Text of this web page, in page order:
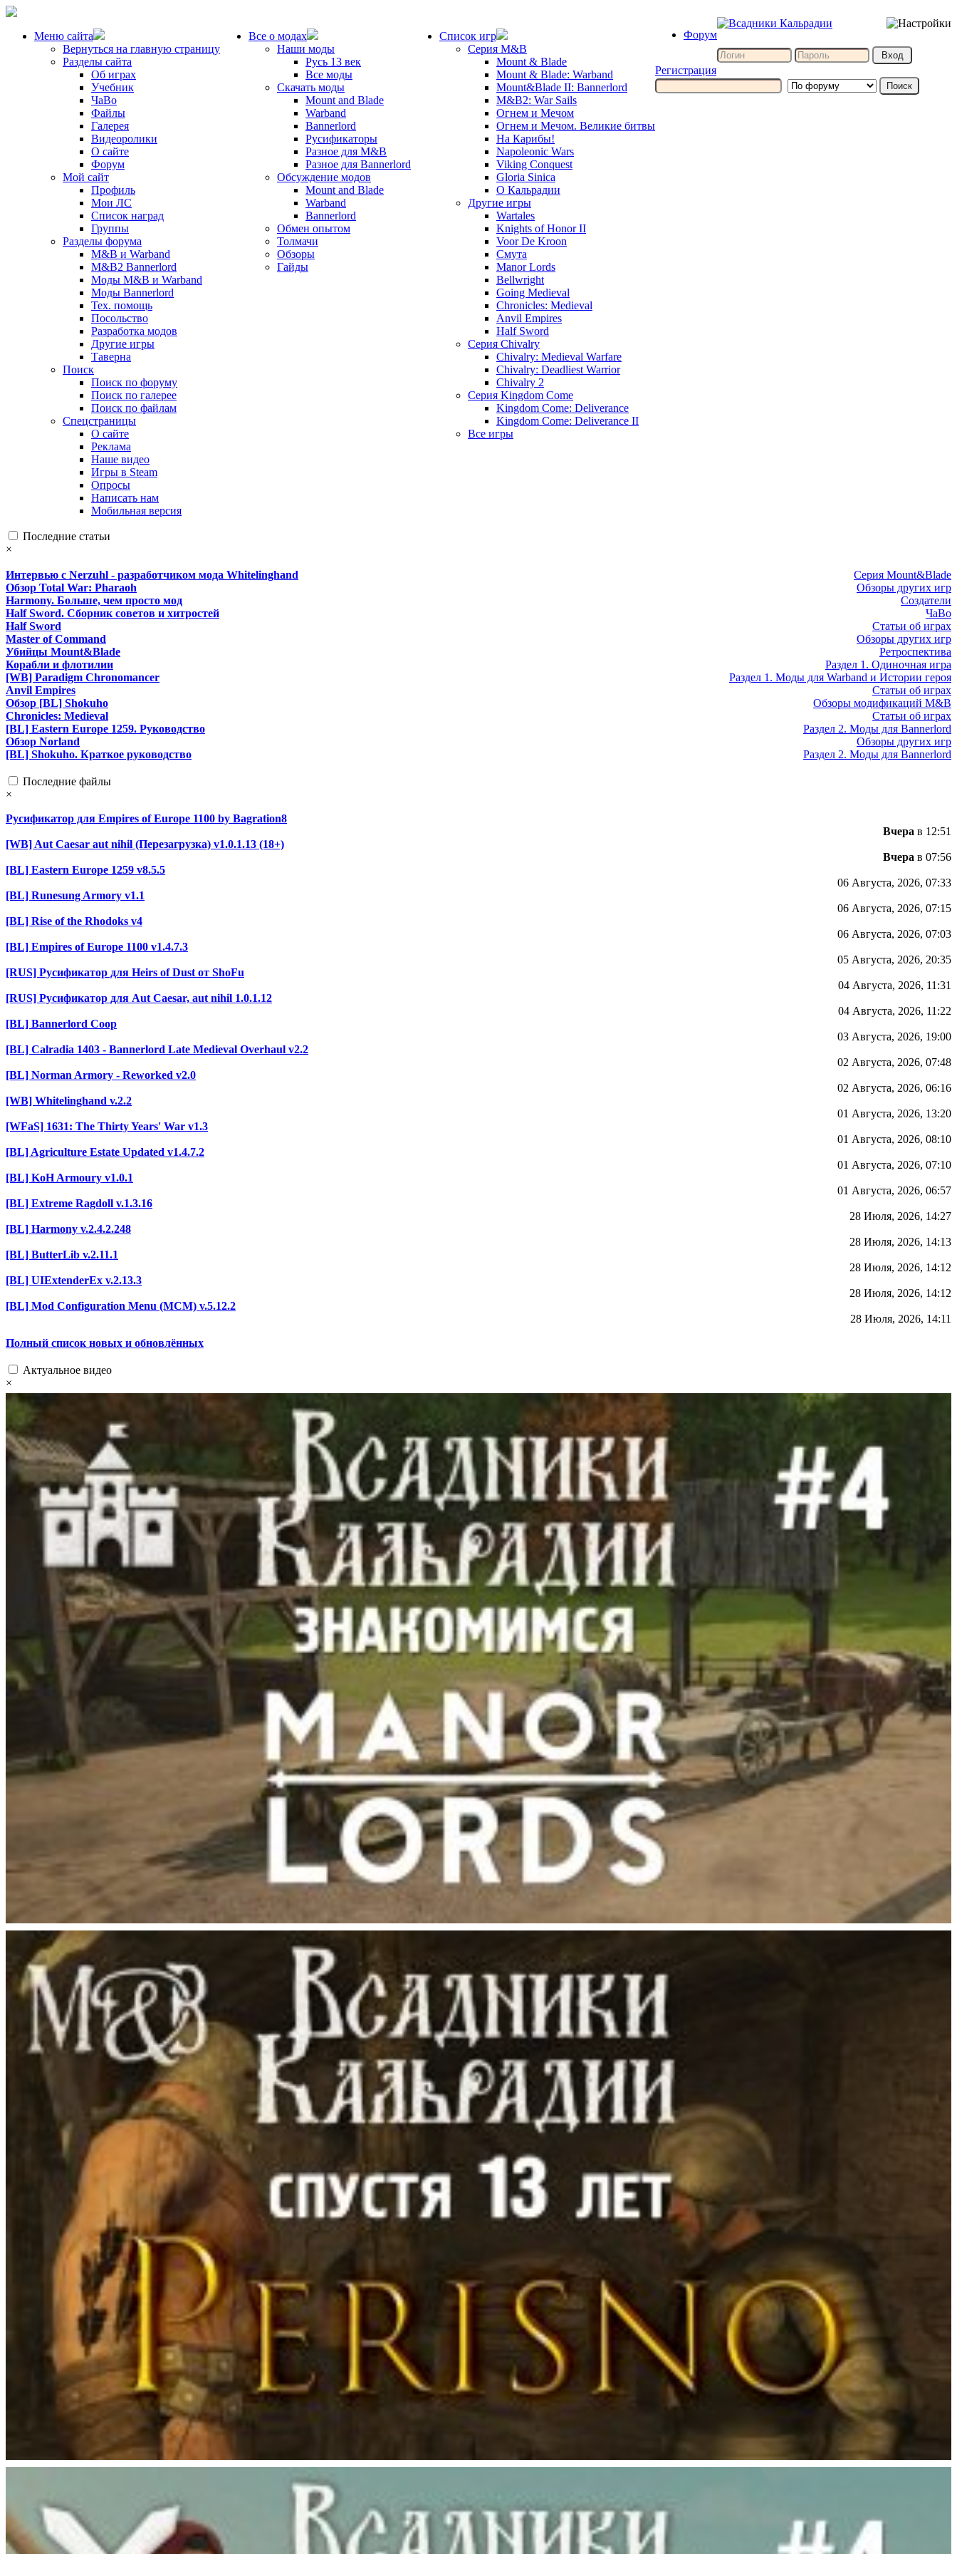
Меню сайта
Вернуться на главную страницу
Разделы сайта
Об играх
Учебник
ЧаВо
Файлы
Галерея
Видеоролики
О сайте
Форум
Мой сайт
Профиль
Мои ЛС
Список наград
Группы
Разделы форума
M&B и Warband
M&B2 Bannerlord
Моды M&B и Warband
Моды Bannerlord
Тех. помощь
Посольство
Разработка модов
Другие игры
Таверна
Поиск
Поиск по форуму
Поиск по галерее
Поиск по файлам
Спецстраницы
О сайте
Реклама
Наше видео
Игры в Steam
Опросы
Написать нам
Мобильная версия
Все о модах
Наши моды
Русь 13 век
Все моды
Скачать моды
Mount and Blade
Warband
Bannerlord
Русификаторы
Разное для M&B
Разное для Bannerlord
Обсуждение модов
Mount and Blade
Warband
Bannerlord
Обмен опытом
Толмачи
Обзоры
Гайды
Список игр
Серия M&B
Mount & Blade
Mount & Blade: Warband
Mount&Blade II: Bannerlord
M&B2: War Sails
Огнем и Мечом
Огнем и Мечом. Великие битвы
На Карибы!
Napoleonic Wars
Viking Conquest
Gloria Sinica
О Кальрадии
Другие игры
Wartales
Knights of Honor II
Voor De Kroon
Смута
Manor Lords
Bellwright
Going Medieval
Chronicles: Medieval
Anvil Empires
Half Sword
Серия Chivalry
Chivalry: Medieval Warfare
Chivalry: Deadliest Warrior
Chivalry 2
Серия Kingdom Come
Kingdom Come: Deliverance
Kingdom Come: Deliverance II
Все игры
Форум
Регистрация
Последние статьи
×
Серия Mount&Blade
Интервью с Nerzuhl - разработчиком мода Whitelinghand
Обзоры других игр
Обзор Total War: Pharaoh
Создатели
Harmony. Больше, чем просто мод
ЧаВо
Half Sword. Сборник советов и хитростей
Статьи об играх
Half Sword
Обзоры других игр
Master of Command
Ретроспектива
Убийцы Mount&Blade
Раздел 1. Одиночная игра
Корабли и флотилии
Раздел 1. Моды для Warband и Истории героя
[WB] Paradigm Chronomancer
Статьи об играх
Anvil Empires
Обзоры модификаций M&B
Обзор [BL] Shokuho
Статьи об играх
Chronicles: Medieval
Раздел 2. Моды для Bannerlord
[BL] Eastern Europe 1259. Руководство
Обзоры других игр
Обзор Norland
Раздел 2. Моды для Bannerlord
[BL] Shokuho. Краткое руководство
Последние файлы
×
Русификатор для Empires of Europe 1100 by Bagration8
Вчера в 12:51
[WB] Aut Caesar aut nihil (Перезагрузка) v1.0.1.13 (18+)
Вчера в 07:56
[BL] Eastern Europe 1259 v8.5.5
06 Августа, 2026, 07:33
[BL] Runesung Armory v1.1
06 Августа, 2026, 07:15
[BL] Rise of the Rhodoks v4
06 Августа, 2026, 07:03
[BL] Empires of Europe 1100 v1.4.7.3
05 Августа, 2026, 20:35
[RUS] Русификатор для Heirs of Dust от ShoFu
04 Августа, 2026, 11:31
[RUS] Русификатор для Aut Caesar, aut nihil 1.0.1.12
04 Августа, 2026, 11:22
[BL] Bannerlord Coop
03 Августа, 2026, 19:00
[BL] Calradia 1403 - Bannerlord Late Medieval Overhaul v2.2
02 Августа, 2026, 07:48
[BL] Norman Armory - Reworked v2.0
02 Августа, 2026, 06:16
[WB] Whitelinghand v.2.2
01 Августа, 2026, 13:20
[WFaS] 1631: The Thirty Years' War v1.3
01 Августа, 2026, 08:10
[BL] Agriculture Estate Updated v1.4.7.2
01 Августа, 2026, 07:10
[BL] KoH Armoury v1.0.1
01 Августа, 2026, 06:57
[BL] Extreme Ragdoll v.1.3.16
28 Июля, 2026, 14:27
[BL] Harmony v.2.4.2.248
28 Июля, 2026, 14:13
[BL] ButterLib v.2.11.1
28 Июля, 2026, 14:12
[BL] UIExtenderEx v.2.13.3
28 Июля, 2026, 14:12
[BL] Mod Configuration Menu (MCM) v.5.12.2
28 Июля, 2026, 14:11
Полный список новых и обновлённых
Актуальное видео
×